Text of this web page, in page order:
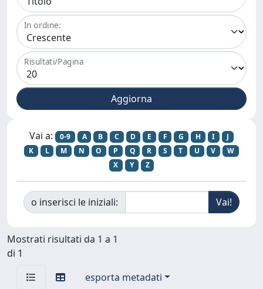
In ordine:
Risultati/Pagina
Vai a: 0-9 A B C D E F G H I
J
K
L M N O P Q R S T U V
W
X
Y Z
o inserisci le iniziali:
Mostrati risultati da 1 a 1
di 1
esporta metadati